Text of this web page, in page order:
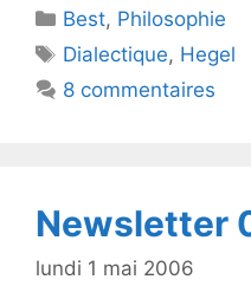
er e
b
o
Catégories
Best, Philosophie
Étiquettes
Dialectique, Hegel
8 commentaires
Newsletter
lundi 1 mai 2006